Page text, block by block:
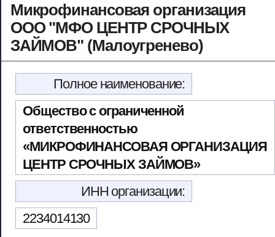
Микрофинансовая организация
ООО "МФО ЦЕНТР СРОЧНЫХ
ЗАЙМОВ" (Малоугренево)
Полное наименование:
Общество с ограниченной
ответственностью
«МИКРОФИНАНСОВАЯ ОРГАНИЗАЦИЯ
ЦЕНТР СРОЧНЫХ ЗАЙМОВ»
ИНН организации:
2234014130